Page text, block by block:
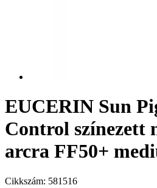
EUCERIN Sun
Control színezett
arcra FF50+
Cikkszám: 581516